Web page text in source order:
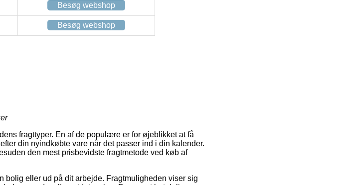
Besøg webshop
Besøg webshop
fragttyper. En af de populære er for øjeblikket at få
din nyindkøbte vare når det passer ind i din kalender.
den mest prisbevidste fragtmetode ved køb af
bolig eller ud på dit arbejde. Fragtmuligheden viser sig